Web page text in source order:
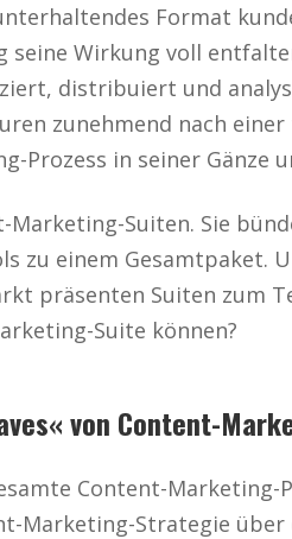
Format
seine Wirkung voll
distribuiert und
zunehmend nach
Prozess in seiner Gänze
Marketing-Suiten. Sie
zu einem Gesamtpaket.
präsenten Suiten zum
Suite können?
von Content-
Content-Marketing-
Marketing-Strategie über